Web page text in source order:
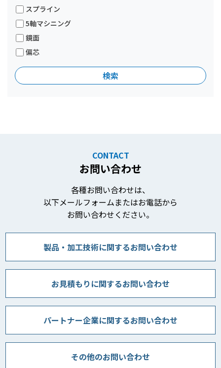
スプライン
5軸マシニング
鏡面
偏芯
CONTACT
お問い合わせ
各種お問い合わせは、
以下メールフォームまたはお電話から
お問い合わせください。
製品・加工技術に関するお問い合わせ
お見積もりに関するお問い合わせ
パートナー企業に関するお問い合わせ
その他のお問い合わせ